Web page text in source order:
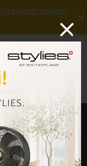
provjerite ponudu
×
Prijava Košarica